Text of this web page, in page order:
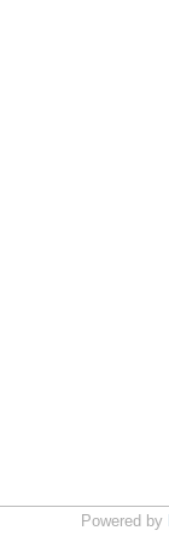
Powered by